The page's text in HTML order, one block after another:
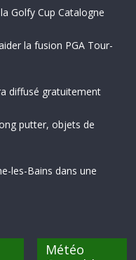
Golfy Cup Catalogne
la fusion PGA Tour-
diffusé gratuitement
putter, objets de
les-Bains dans une
Météo